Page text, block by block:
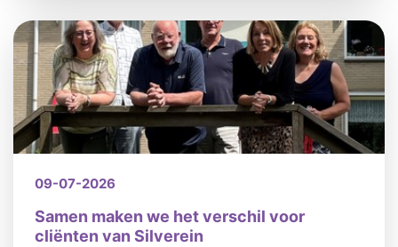
09-07-2026
Samen maken we het verschil voor
cliënten van Silverein